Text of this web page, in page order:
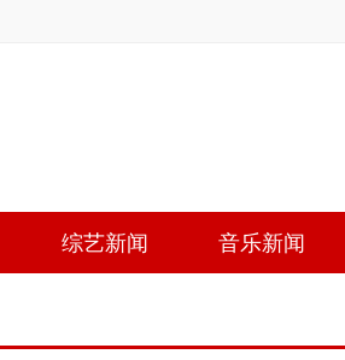
综艺新闻 音乐新闻